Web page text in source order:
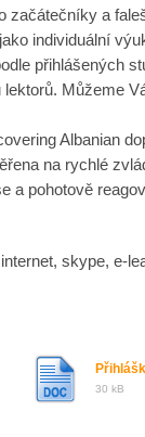
začátečníky a
individuální
přihlášených
Můžeme
Albanian
na rychlé
a pohotově
skype, e-
30 kB